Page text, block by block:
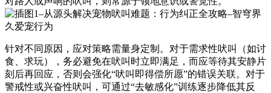
针对不同原因，应对策略需量身定制。对于需求性吠叫（如讨
食、求玩），务必避免在吠叫时立即满足，而应等待其安静片
刻后再回应，否则会强化“吠叫即得偿所愿”的错误关联。对于
警戒性或兴奋性吠叫，可通过“去敏感化”训练逐步降低其反